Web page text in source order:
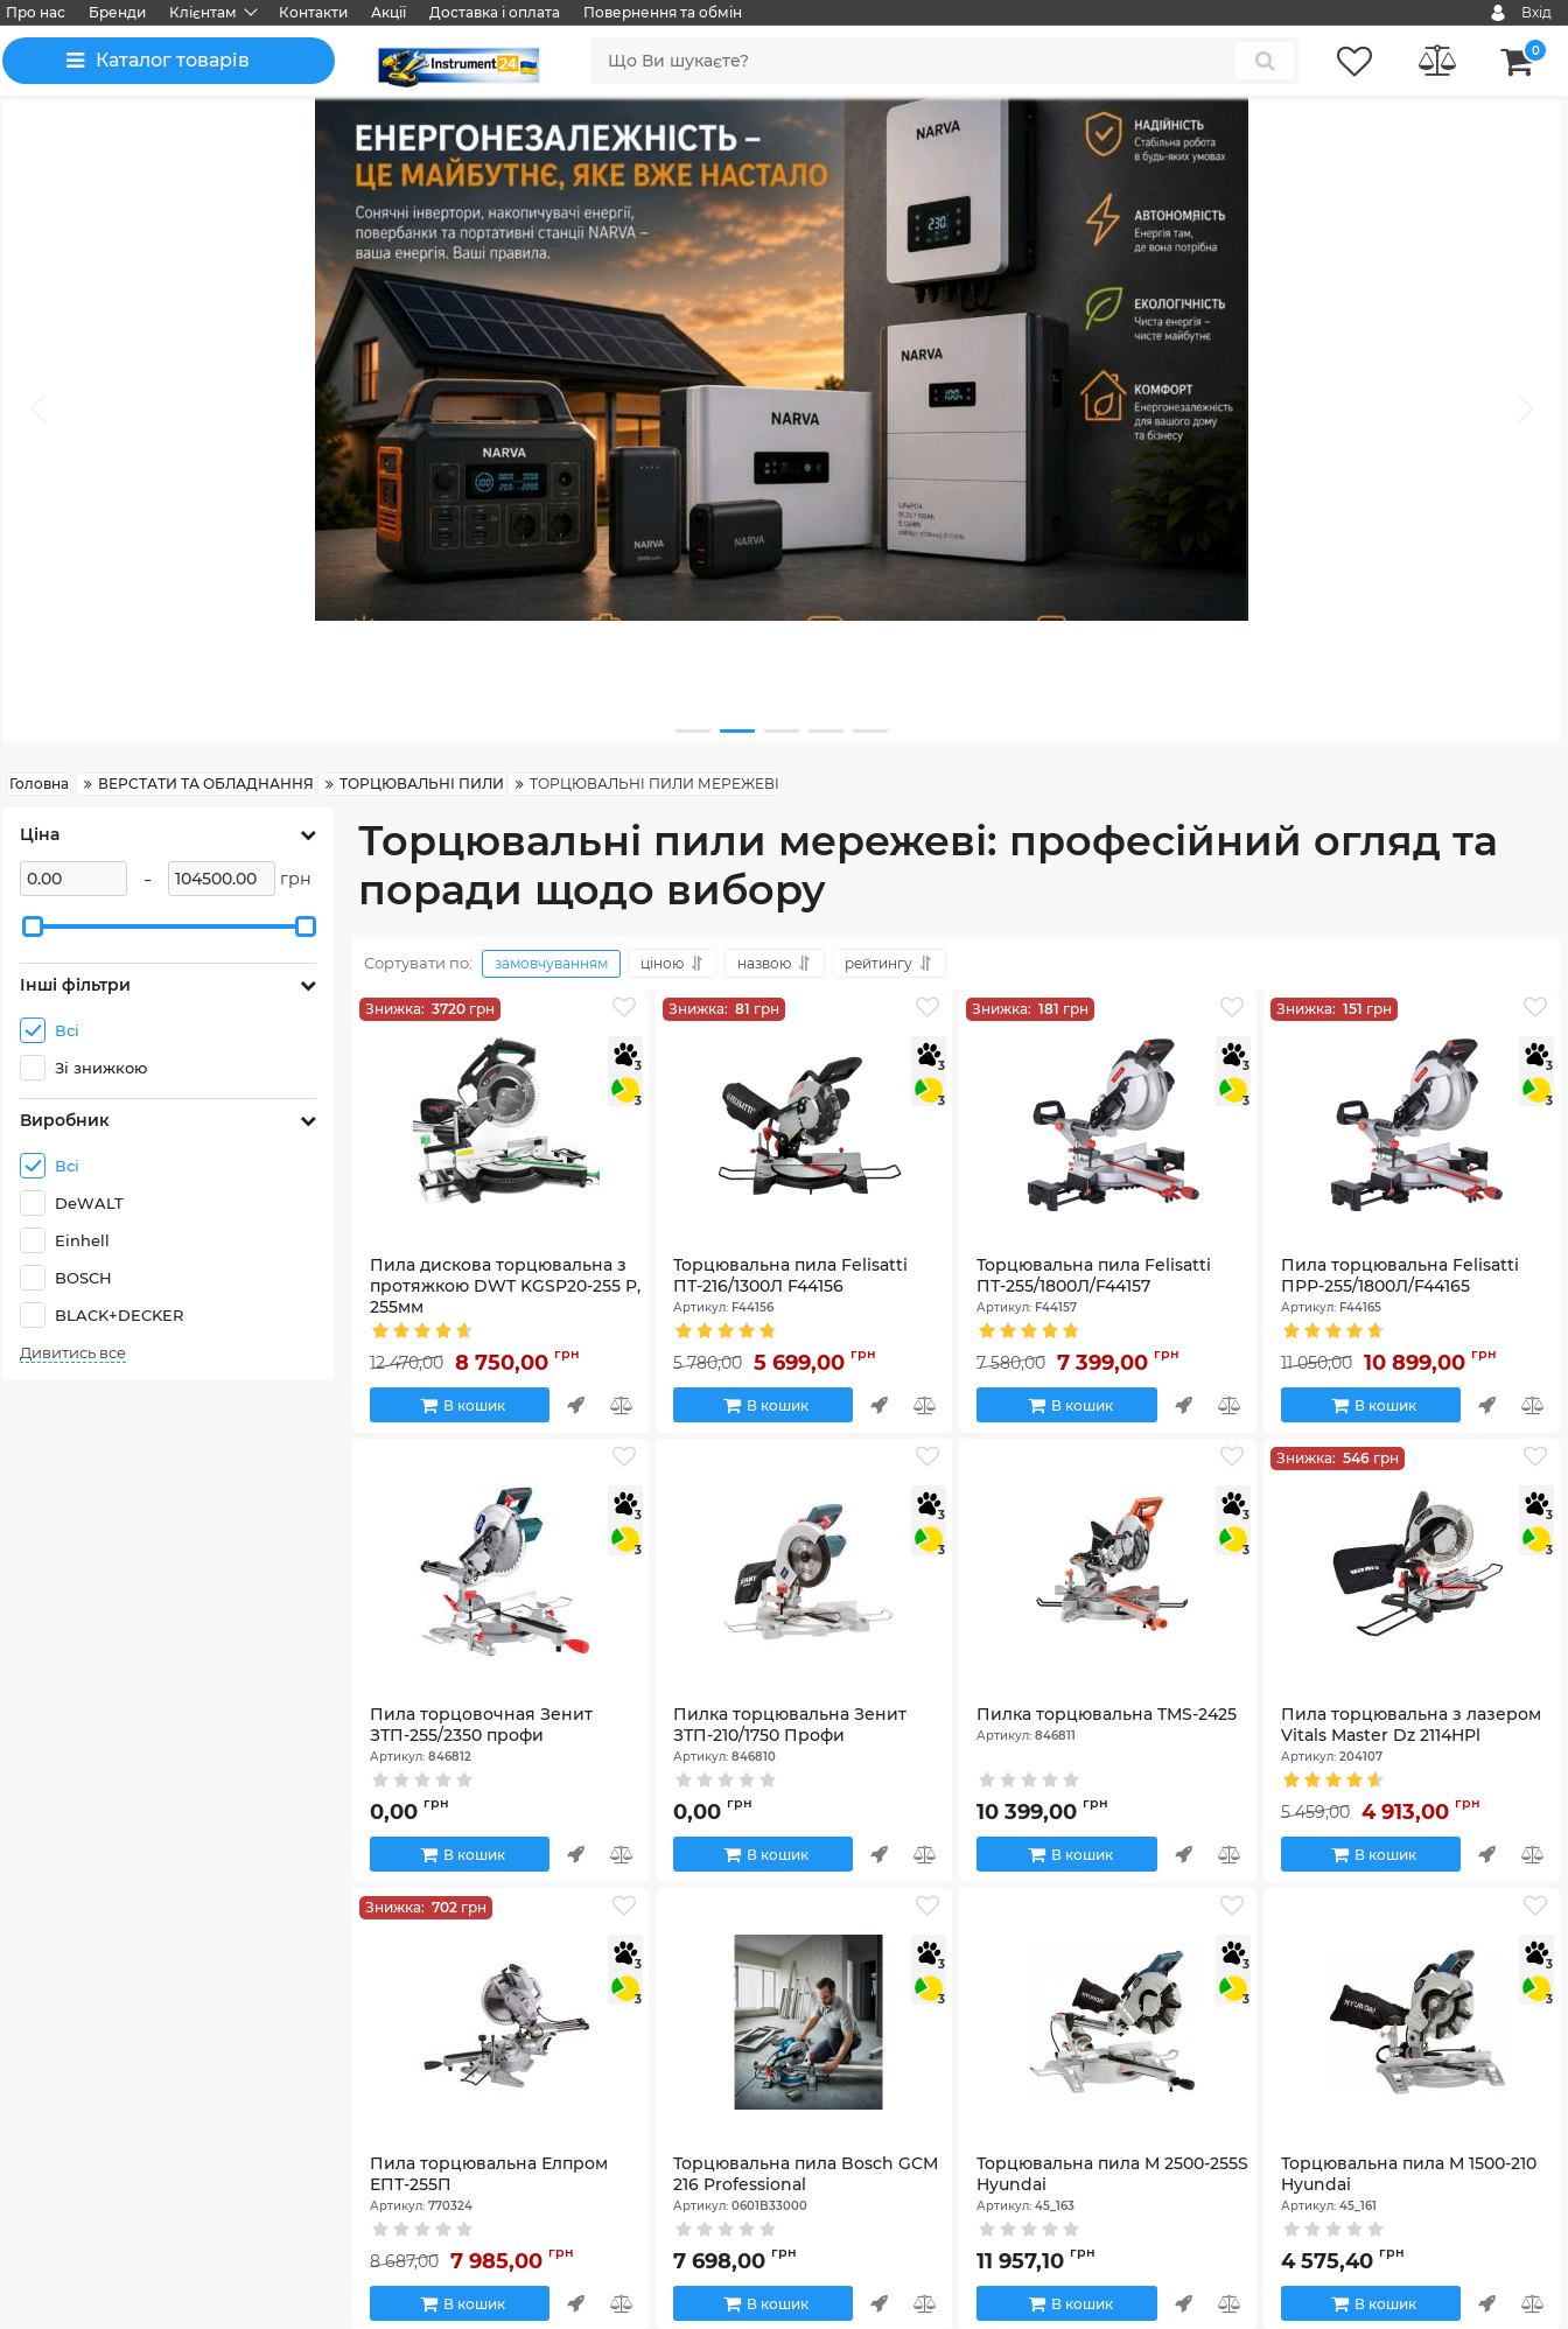
Про нас Бренди Клієнтам Контакти Акції Доставка і оплата Повернення та обмін Вхід
Каталог товарів 0
Головна ВЕРСТАТИ ТА ОБЛАДНАННЯ ТОРЦЮВАЛЬНІ ПИЛИ ТОРЦЮВАЛЬНІ ПИЛИ МЕРЕЖЕВІ
Ціна
- грн
Інші фільтри
Всі
Зі знижкою
Виробник
Всі
DeWALT
Einhell
BOSCH
BLACK+DECKER
Дивитись все
Торцювальні пили мережеві: професійний огляд та
поради щодо вибору
Сортувати по: замовчуванням ціною назвою рейтингу
Знижка: 3720 грн
3
3
Пила дискова торцювальна з
протяжкою DWT KGSP20-255 P,
255мм
Артикул:KGSP20-255 P
12 470,00 8 750,00 грн
В кошик
Знижка:81 грн
3
3
Торцювальна пила Felisatti
ПТ-216/1300Л F44156
Артикул: F44156
5 780,00 5 699,00 грн
В кошик
Знижка:181 грн
3
3
Торцювальна пила Felisatti
ПТ-255/1800Л/F44157
Артикул: F44157
7 580,00 7 399,00 грн
В кошик
Знижка: 151 грн
3
3
Пила торцювальна Felisatti
ПРР-255/1800Л/F44165
Артикул: F44165
11 050,00 10 899,00 грн
В кошик
3
3
Пила торцовочная Зенит
ЗТП-255/2350 профи
Артикул: 846812
0,00 грн
В кошик
3
3
Пилка торцювальна Зенит
ЗТП-210/1750 Профи
Артикул:846810
0,00 грн
В кошик
3
3
Пилка торцювальна TMS-2425
Артикул:846811
10 399,00 грн
В кошик
Знижка: 546 грн
3
3
Пила торцювальна з лазером
Vitals Master Dz 2114HPl
Артикул: 204107
5 459,00 4 913,00 грн
В кошик
Знижка: 702 грн
3
3
Пила торцювальна Елпром
ЕПТ-255П
Артикул: 770324
8 687,00 7 985,00 грн
В кошик
3
3
Торцювальна пила Bosch GCM
216 Professional
Артикул:0601B33000
7 698,00 грн
В кошик
3
3
Торцювальна пила M 2500-255S
Hyundai
Артикул:45_163
11 957,10 грн
В кошик
3
3
Торцювальна пила M 1500-210
Hyundai
Артикул: 45_161
4 575,40 грн
В кошик